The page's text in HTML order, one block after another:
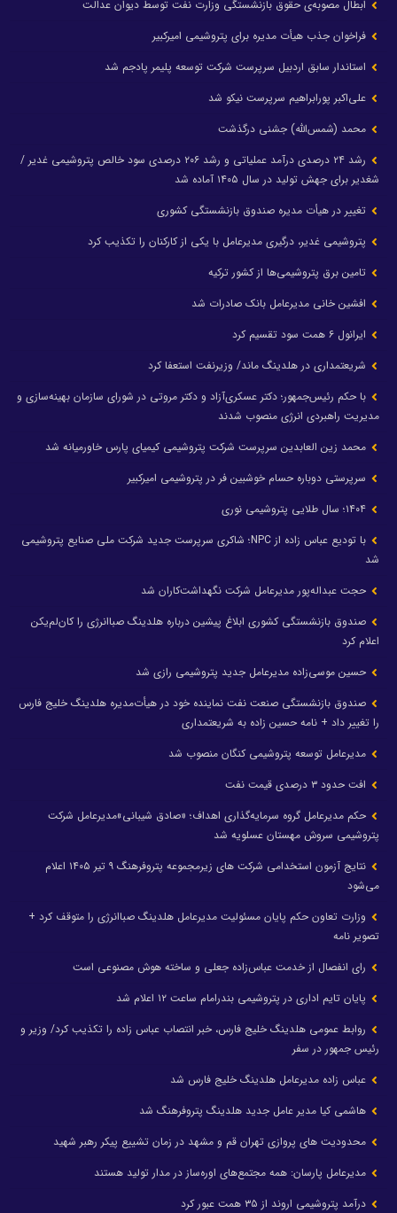
ابطال مصوبه‌ی حقوق بازنشستگی وزارت نفت توسط دیوان عدالت
فراخوان جذب هیأت مدیره برای پتروشیمی امیرکبیر
استاندار سابق اردبیل سرپرست شرکت توسعه پلیمر پادجم شد
علی‌اکبر پورابراهیم سرپرست نیکو شد
محمد (شمس‌الله) جشنی درگذشت
رشد ۲۴ درصدی درآمد عملیاتی و رشد ۲۰۶ درصدی سود خالص پتروشیمی غدیر /
شغدیر برای جهش تولید در سال ۱۴۰۵ آماده شد
تغییر در هیأت مدیره صندوق بازنشستگی کشوری
پتروشیمی غدیر، درگیری مدیرعامل با یکی از کارکنان را تکذیب کرد
تامین برق پتروشیمی‌ها از کشور ترکیه
افشین خانی مدیرعامل بانک صادرات شد
ایرانول ۶ همت سود تقسیم کرد
شریعتمداری در هلدینگ ماند/ وزیرنفت استعفا کرد
با حکم رئیس‌جمهور؛ دکتر عسکری‌آزاد و دکتر مروتی در شورای سازمان بهینه‌سازی و
مدیریت راهبردی انرژی منصوب شدند
محمد زین العابدین سرپرست شرکت پتروشیمی کیمیای پارس خاورمیانه شد
سرپرستی دوباره حسام خوشبین فر در پتروشیمی امیرکبیر
با تودیع عباس زاده از NPC؛ شاکری سرپرست جدید شرکت ملی صنایع پتروشیمی
شد
حجت عبداله‌پور مدیرعامل شرکت نگهداشت‌کاران شد
صندوق بازنشستگی کشوری ابلاغ پیشین درباره هلدینگ صباانرژی را کان‌لم‌یکن
اعلام کرد
حسین موسی‌زاده مدیرعامل جدید پتروشیمی رازی شد
صندوق بازنشستگی صنعت نفت نماینده خود در هیأت‌مدیره هلدینگ خلیج فارس
را تغییر داد + نامه حسین زاده به شریعتمداری
مدیرعامل توسعه پتروشیمی کنگان منصوب شد
افت حدود ۳ درصدی قیمت نفت
حکم مدیرعامل گروه سرمایه‌گذاری اهداف؛ «صادق شیبانی»مدیرعامل شرکت
پتروشیمی سروش مهستان عسلویه شد
نتایج آزمون استخدامی شرکت های زیرمجموعه پتروفرهنگ ۹ تیر ۱۴۰۵ اعلام
می‌شود
وزارت تعاون حکم پایان مسئولیت مدیرعامل هلدینگ صباانرژی را متوقف کرد +
تصویر نامه
رای انفصال از خدمت عباس‌زاده جعلی و ساخته هوش مصنوعی است
پایان تایم اداری در پتروشیمی بندرامام ساعت ۱۲ اعلام شد
روابط عمومی هلدینگ خلیج فارس، خبر انتصاب عباس زاده را تکذیب کرد/ وزیر و
رئیس جمهور در سفر
عباس زاده مدیرعامل هلدینگ خلیج فارس شد
هاشمی کیا مدیر عامل جدید هلدینگ پتروفرهنگ شد
محدودیت های پروازی تهران قم و مشهد در زمان تشییع پیکر رهبر شهید
مدیرعامل پارسان: همه مجتمع‌های اوره‌ساز در مدار تولید هستند
درآمد پتروشیمی اروند از ۳۵ همت عبور کرد